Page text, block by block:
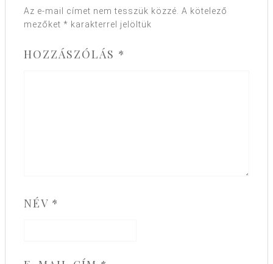
Az e-mail címet nem tesszük közzé. A kötelező
mezőket * karakterrel jelöltük
HOZZÁSZÓLÁS *
NÉV *